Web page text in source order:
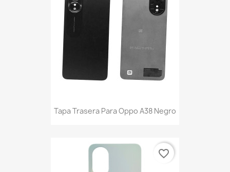
Tapa Trasera Para Oppo A38 Negro
favorite_border